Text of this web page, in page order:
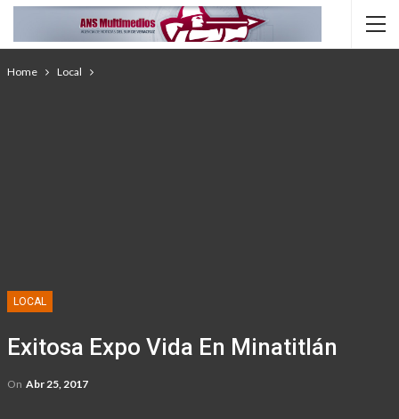
Home Local
LOCAL
Exitosa Expo Vida En Minatitlán
On Abr 25, 2017